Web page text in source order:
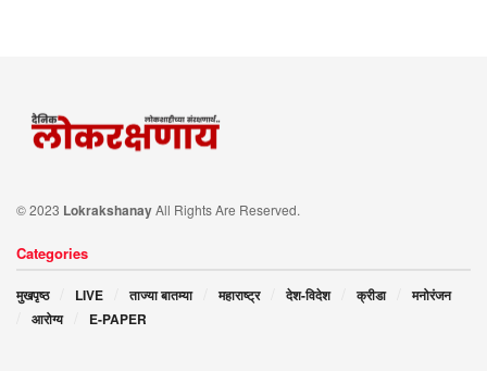
© 2023 LokrakshanayAll Rights Are Reserved.
Categories
मुखपृष्ठ LIVE ताज्या बातम्या महाराष्ट्र देश-विदेश क्रीडा
मनोरंजन
आरोग्य
E-PAPER